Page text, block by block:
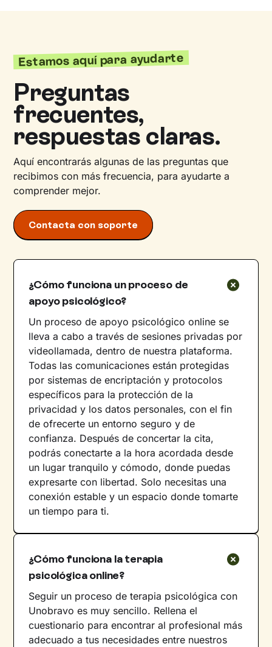
Estamos aquí para ayudarte
Preguntas
frecuentes,
respuestas claras.
Aquí encontrarás algunas de las preguntas que
recibimos con más frecuencia, para ayudarte a
comprender mejor.
Contacta con soporte
¿Cómo funciona un proceso de
apoyo psicológico?
Un proceso de apoyo psicológico online se
lleva a cabo a través de sesiones privadas por
videollamada, dentro de nuestra plataforma.
Todas las comunicaciones están protegidas
por sistemas de encriptación y protocolos
específicos para la protección de la
privacidad y los datos personales, con el fin
de ofrecerte un entorno seguro y de
confianza. Después de concertar la cita,
podrás conectarte a la hora acordada desde
un lugar tranquilo y cómodo, donde puedas
expresarte con libertad. Solo necesitas una
conexión estable y un espacio donde tomarte
un tiempo para ti.
¿Cómo funciona la terapia
psicológica online?
Seguir un proceso de terapia psicológica con
Unobravo es muy sencillo. Rellena el
cuestionario para encontrar al profesional más
adecuado a tus necesidades entre nuestros